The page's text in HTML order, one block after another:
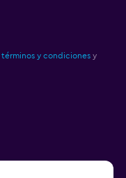
términos y condiciones y